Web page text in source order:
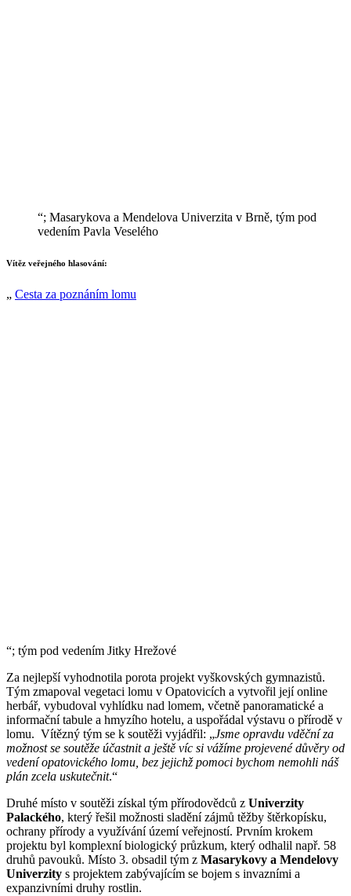
“; Masarykova a Mendelova Univerzita v Brně, tým pod
vedením Pavla Veselého
Vítěz veřejného hlasování:
„ Cesta za poznáním lomu
“; tým pod vedením Jitky Hrežové
Za nejlepší vyhodnotila porota projekt vyškovských gymnazistů.
Tým zmapoval vegetaci lomu v Opatovicích a vytvořil její online
herbář, vybudoval vyhlídku nad lomem, včetně panoramatické a
informační tabule a hmyzího hotelu, a uspořádal výstavu o přírodě v
lomu. Vítězný tým se k soutěži vyjádřil: „Jsme opravdu vděční za
možnost se soutěže účastnit a ještě víc si vážíme projevené důvěry od
vedení opatovického lomu, bez jejichž pomoci bychom nemohli náš
plán zcela uskutečnit.“
Druhé místo v soutěži získal tým přírodovědců z Univerzity
Palackého, který řešil možnosti sladění zájmů těžby štěrkopísku,
ochrany přírody a využívání území veřejností. Prvním krokem
projektu byl komplexní biologický průzkum, který odhalil např. 58
druhů pavouků. Místo 3. obsadil tým z Masarykovy a Mendelovy
Univerzity s projektem zabývajícím se bojem s invazními a
expanzivními druhy rostlin.